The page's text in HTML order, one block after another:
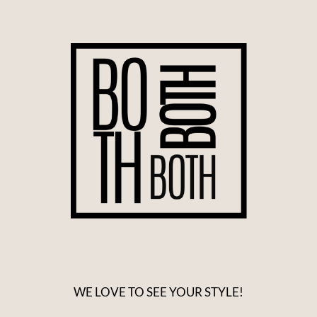
WE LOVE TO SEE YOUR STYLE!